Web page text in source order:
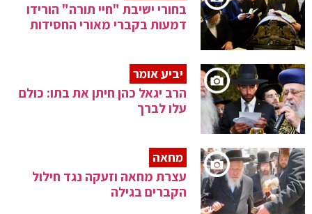
בחורי ישיבת "חיי תורה" הורידו
דמעות בקברי מאורי החסידות
יביע אומר
הרב יגאל כהן חיתן את בתו: כולם
עלו לברך
מחאה
עצרת מחאה וזעקה נגד חילול
הקברים בגילה